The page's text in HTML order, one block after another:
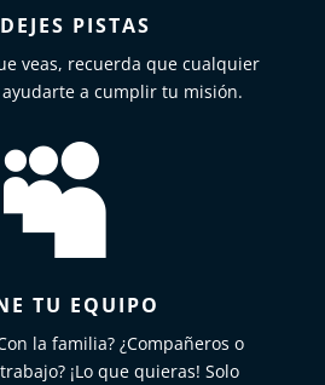
PISTAS
veas, recuerda que cualquier
a cumplir tu misión.

TU EQUIPO
la familia? ¿Compañeros o
¡Lo que quieras! Solo